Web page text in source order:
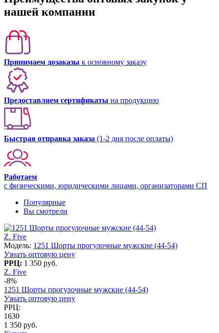
нашей компании
Принимаем дозаказы к основному заказу
Предоставляем сертификаты на продукцию
Быстрая отправка заказа (1-2 дня после оплаты)
Работаем
с физическими, юридическими лицами, организаторами СП
Популярные
Вы смотрели
Z. Five
Модель: 1251 Шорты прогулочные мужские (44-54)
Узнать оптовую цену
РРЦ: 1 350 руб.
Z. Five
-8%
1251 Шорты прогулочные мужские (44-54)
Узнать оптовую цену
РРЦ:
1630
1 350 руб.